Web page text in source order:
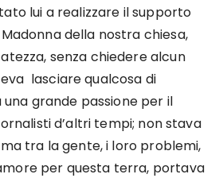
lui a realizzare il supporto
della nostra chiesa,
senza chiedere alcun
lasciare qualcosa di
grande passione per il
d’altri tempi; non stava
tra la gente, i loro problemi,
per questa terra, portava